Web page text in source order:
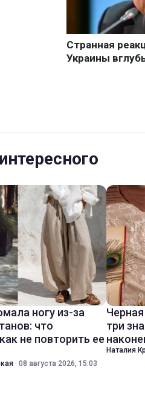
ногу из-за
что
не повторить ее
· 08 августа 2026, 15:03
три
Наталия